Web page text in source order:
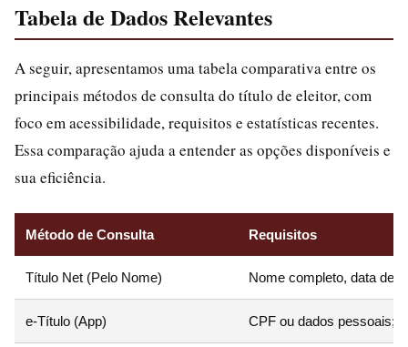
Tabela de Dados Relevantes
A seguir, apresentamos uma tabela comparativa entre os
principais métodos de consulta do título de eleitor, com
foco em acessibilidade, requisitos e estatísticas recentes.
Essa comparação ajuda a entender as opções disponíveis e
sua eficiência.
Método de Consulta Requisitos
Título Net (Pelo Nome) Nome completo, data de
e-Título (App) CPF ou dados pessoais;